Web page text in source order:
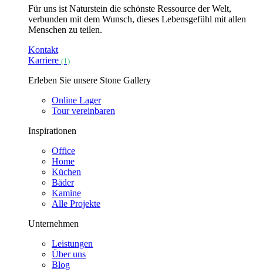
Für uns ist Naturstein die schönste Ressource der Welt,
verbunden mit dem Wunsch, dieses Lebensgefühl mit allen
Menschen zu teilen.
Kontakt
Karriere (1)
Erleben Sie unsere Stone Gallery
Online Lager
Tour vereinbaren
Inspirationen
Office
Home
Küchen
Bäder
Kamine
Alle Projekte
Unternehmen
Leistungen
Über uns
Blog